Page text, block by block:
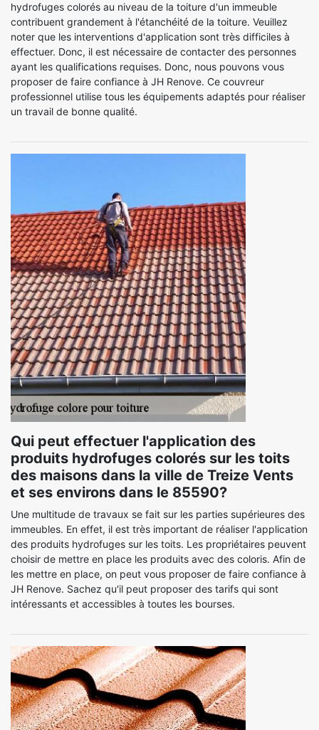
hydrofuges colorés au niveau de la toiture d'un immeuble
contribuent grandement à l'étanchéité de la toiture. Veuillez
noter que les interventions d'application sont très difficiles à
effectuer. Donc, il est nécessaire de contacter des personnes
ayant les qualifications requises. Donc, nous pouvons vous
proposer de faire confiance à JH Renove. Ce couvreur
professionnel utilise tous les équipements adaptés pour réaliser
un travail de bonne qualité.
Qui peut effectuer l'application des
produits hydrofuges colorés sur les toits
des maisons dans la ville de Treize Vents
et ses environs dans le 85590?
Une multitude de travaux se fait sur les parties supérieures des
immeubles. En effet, il est très important de réaliser l'application
des produits hydrofuges sur les toits. Les propriétaires peuvent
choisir de mettre en place les produits avec des coloris. Afin de
les mettre en place, on peut vous proposer de faire confiance à
JH Renove. Sachez qu'il peut proposer des tarifs qui sont
intéressants et accessibles à toutes les bourses.